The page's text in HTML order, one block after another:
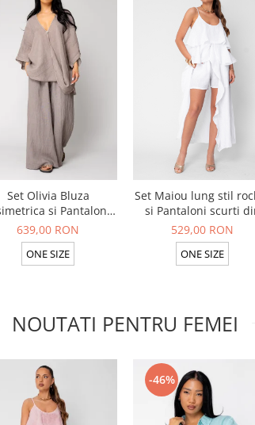
Set Olivia Bluza
si Pantalon
din 100% in Taupe
639,00 RON
ONE SIZE
Set Maiou lung stil
si Pantaloni scurti
100% in White
529,00 RON
ONE SIZE
NOUTATI PENTRU FEMEI
-46%